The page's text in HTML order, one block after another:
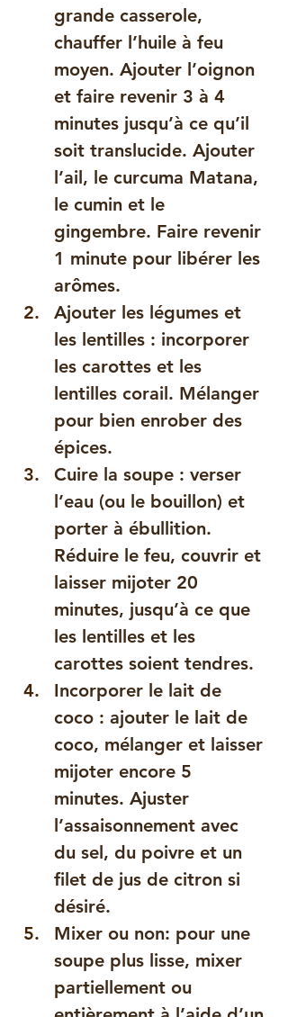
grande casserole,
chauffer l’huile à feu
moyen. Ajouter l’oignon
et faire revenir 3 à 4
minutes jusqu’à ce qu’il
soit translucide. Ajouter
l’ail, le curcuma Matana,
le cumin et le
gingembre. Faire revenir
1 minute pour libérer les
arômes.
Ajouter les légumes et
les lentilles : incorporer
les carottes et les
lentilles corail. Mélanger
pour bien enrober des
épices.
Cuire la soupe : verser
l’eau (ou le bouillon) et
porter à ébullition.
Réduire le feu, couvrir et
laisser mijoter 20
minutes, jusqu’à ce que
les lentilles et les
carottes soient tendres.
Incorporer le lait de
coco : ajouter le lait de
coco, mélanger et laisser
mijoter encore 5
minutes. Ajuster
l’assaisonnement avec
du sel, du poivre et un
filet de jus de citron si
désiré.
Mixer ou non: pour une
soupe plus lisse, mixer
partiellement ou